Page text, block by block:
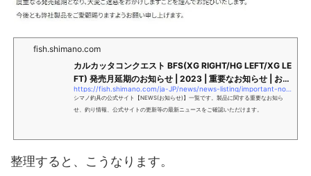
fish.shimano.com
カルカッタコンクエスト BFS(XG RIGHT/HG LEFT/XG LE
FT) 発売月延期のお知らせ | 2023 | 重要なお知らせ | お知
らせ | お知らせ | SHIMANO シマノ
シマノ釣具の公式サイト【NEWS(お知らせ)】一覧です。製品に関する重要なお知ら
せ、釣り情報、公式サイトの更新等の最新ニュースをご確認いただけます。
整理すると、こうなります。